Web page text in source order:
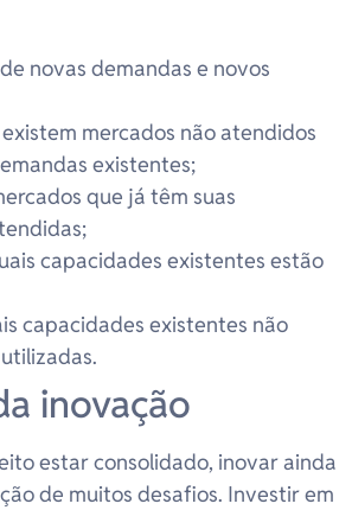
novas demandas e novos
mercados não atendidos
existentes;
que já têm suas
capacidades existentes estão
capacidades existentes não
inovação
estar consolidado, inovar ainda
de muitos desafios. Investir em